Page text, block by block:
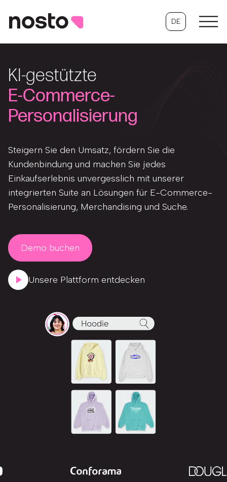
DE
KI-gestützte
E-Commerce-
Personalisierung
Steigern Sie den Umsatz, fördern Sie die
Kundenbindung und machen Sie jedes
Einkaufserlebnis unvergesslich mit unserer
integrierten Suite an Lösungen für E-Commerce-
Personalisierung, Merchandising und Suche.
Demo buchen
Unsere Plattform entdecken